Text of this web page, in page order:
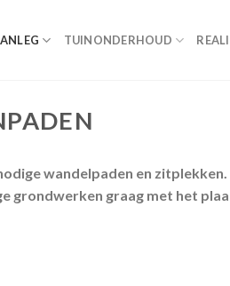
TUINONDERHOUD
wandelpaden en
grondwerken graag met het